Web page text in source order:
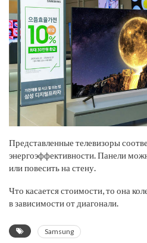
Представленные телевизоры
энергоэффективности. Панели
или повесить на стену.
Что касается стоимости, то она
в зависимости от диагонали.
Samsung